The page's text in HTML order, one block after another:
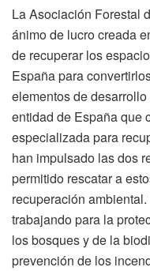
La Asociación Forestal
ánimo de lucro creada
de recuperar los
España para
elementos de
entidad de España que
especializada para
han impulsado las dos
permitido rescatar a
recuperación
trabajando para la
los bosques y de la
prevención de los